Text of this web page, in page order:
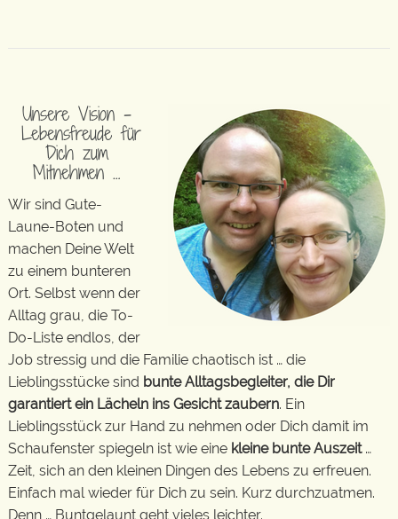
Unsere Vision –
Lebensfreude für
Dich zum
Mitnehmen …
Wir sind Gute-
Laune-Boten und
machen Deine Welt
zu einem bunteren
Ort. Selbst wenn der
Alltag grau, die To-
Do-Liste endlos, der
Job stressig und die Familie chaotisch ist … die
Lieblingsstücke sind bunte Alltagsbegleiter, die Dir
garantiert ein Lächeln ins Gesicht zaubern. Ein
Lieblingsstück zur Hand zu nehmen oder Dich damit im
Schaufenster spiegeln ist wie eine kleine bunte Auszeit…
Zeit, sich an den kleinen Dingen des Lebens zu erfreuen.
Einfach mal wieder für Dich zu sein. Kurz durchzuatmen.
Denn … Buntgelaunt geht vieles leichter.